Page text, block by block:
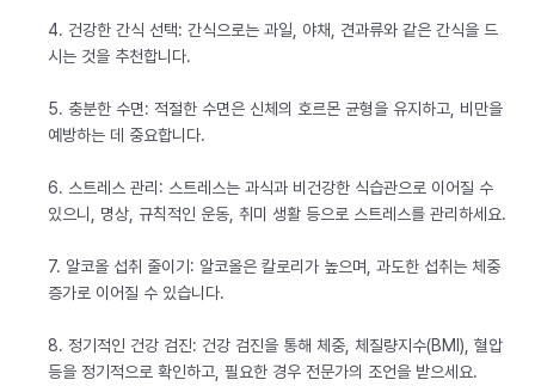
4. 건강한 간식 선택: 간식으로는 과일, 야채, 견과류와 같은 간식을 드
시는 것을 추천합니다.
5. 충분한 수면: 적절한 수면은 신체의 호르몬 균형을 유지하고, 비만을
예방하는 데 중요합니다.
6. 스트레스 관리: 스트레스는 과식과 비건강한 식습관으로 이어질 수
있으니, 명상, 규칙적인 운동, 취미 생활 등으로 스트레스를 관리하세요.
7. 알코올 섭취 줄이기: 알코올은 칼로리가 높으며, 과도한 섭취는 체중
증가로 이어질 수 있습니다.
8. 정기적인 건강 검진: 건강 검진을 통해 체중, 체질량지수(BMI), 혈압
등을 정기적으로 확인하고, 필요한 경우 전문가의 조언을 받으세요.